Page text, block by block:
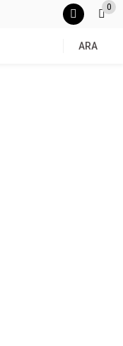
0
ARA